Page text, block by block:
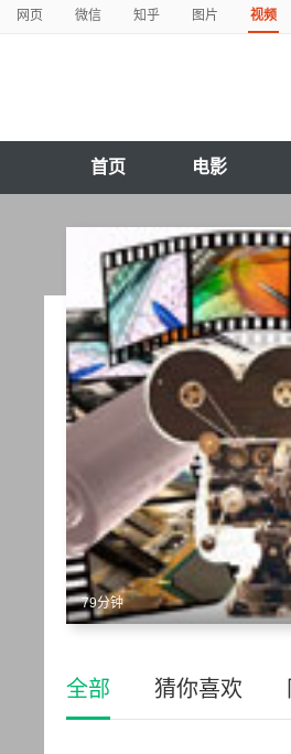
网页 微信 知乎 图片 视频
首页 电影
79分钟
全部 猜你喜欢